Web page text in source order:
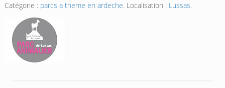
Catégorie : parcs a theme en ardeche. Localisation : Lussas.